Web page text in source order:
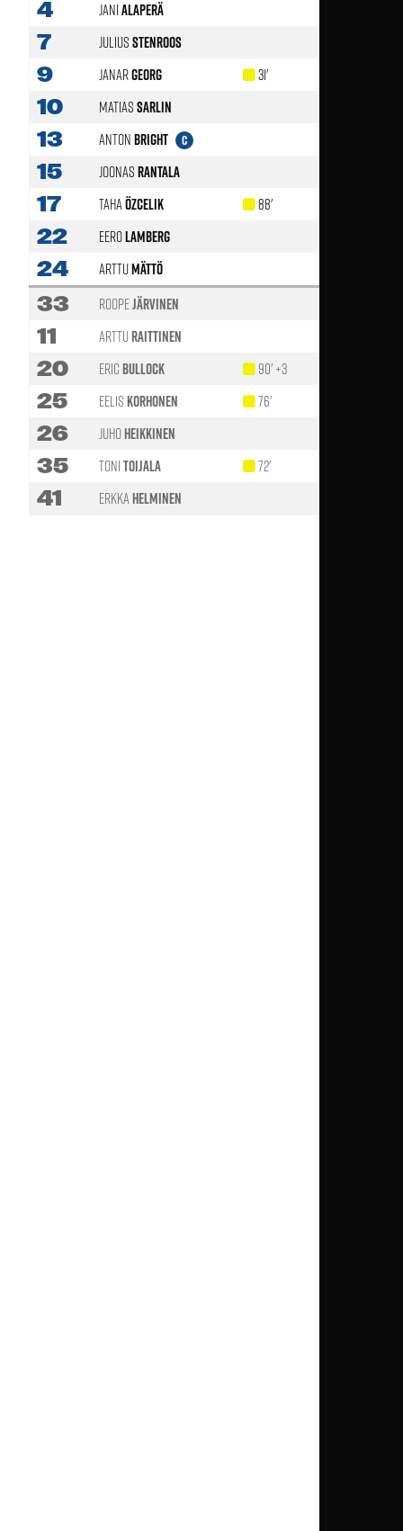
4 JaniAlaperä
7 JuliusStenroos
9 JanarGeorg 31'
10 MatiasSarlin
13 AntonBright C
15 JoonasRantala
17 TahaÖzcelik 88'
22 EeroLamberg
24 ArttuMättö
33 RoopeJärvinen
11 ArttuRaittinen
20 EricBullock 90' +3
25 EelisKorhonen 76'
26 JuhoHeikkinen
35 ToniToijala 72'
41 ErkkaHelminen